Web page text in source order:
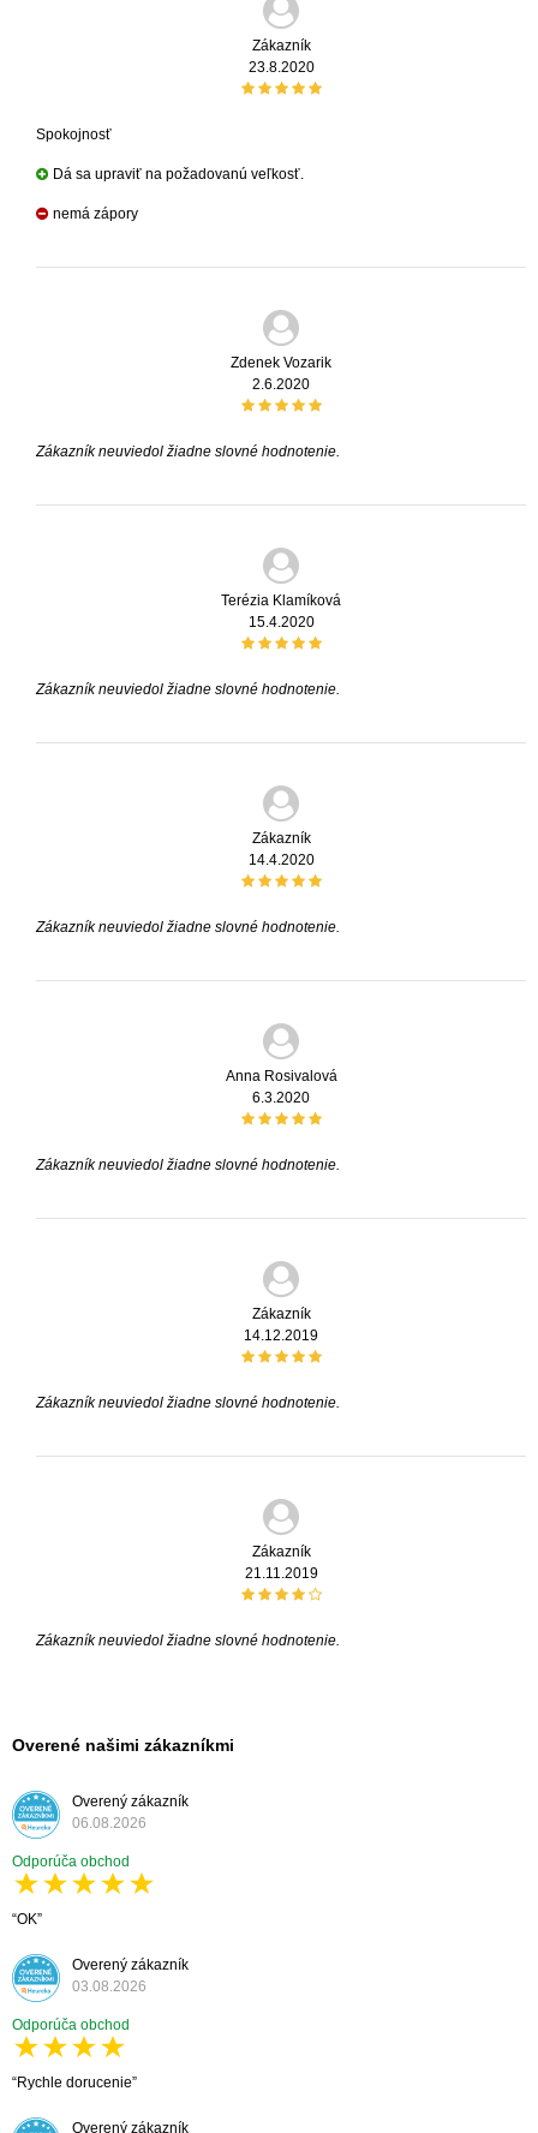
Zákazník
23.8.2020
Spokojnosť
Dá sa upraviť na požadovanú veľkosť.
nemá zápory
Zdenek Vozarik
2.6.2020
Zákazník neuviedol žiadne slovné hodnotenie.
Terézia Klamíková
15.4.2020
Zákazník neuviedol žiadne slovné hodnotenie.
Zákazník
14.4.2020
Zákazník neuviedol žiadne slovné hodnotenie.
Anna Rosivalová
6.3.2020
Zákazník neuviedol žiadne slovné hodnotenie.
Zákazník
14.12.2019
Zákazník neuviedol žiadne slovné hodnotenie.
Zákazník
21.11.2019
Zákazník neuviedol žiadne slovné hodnotenie.
Overené našimi zákazníkmi
Overený zákazník
06.08.2026
Odporúča obchod
OK
Overený zákazník
03.08.2026
Odporúča obchod
Rychle dorucenie
Overený zákazník